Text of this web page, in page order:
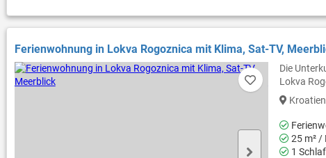
Ferienwohnung in Lokva Rogoznica mit Klima, Sat-TV,
Die
Lokva
Kroatien
25 m² /
1